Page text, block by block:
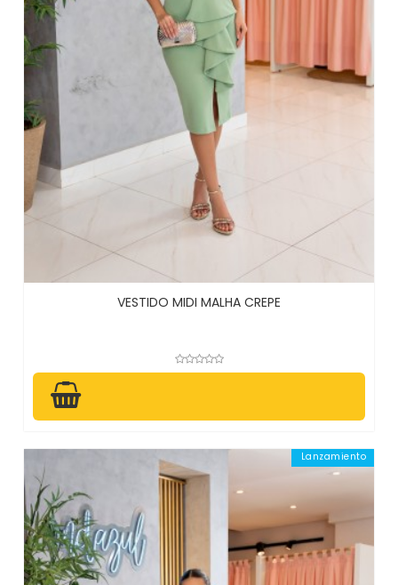
VESTIDO MIDI MALHA CREPE
Lanzamiento